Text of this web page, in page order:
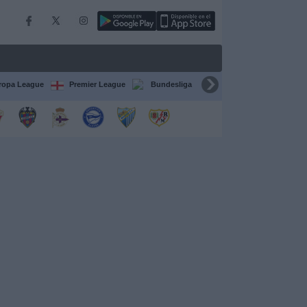
League Premier League Bundesliga Supercopa de España